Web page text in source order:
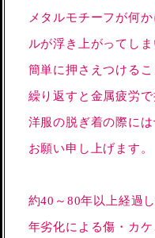
メタルモチーフが何
ルが浮き上がってし
簡単に押さえつける
繰り返すと金属疲労
洋服の脱ぎ着の際に
お願い申し上げます。
約40～80年以上経過
年劣化による傷・カ